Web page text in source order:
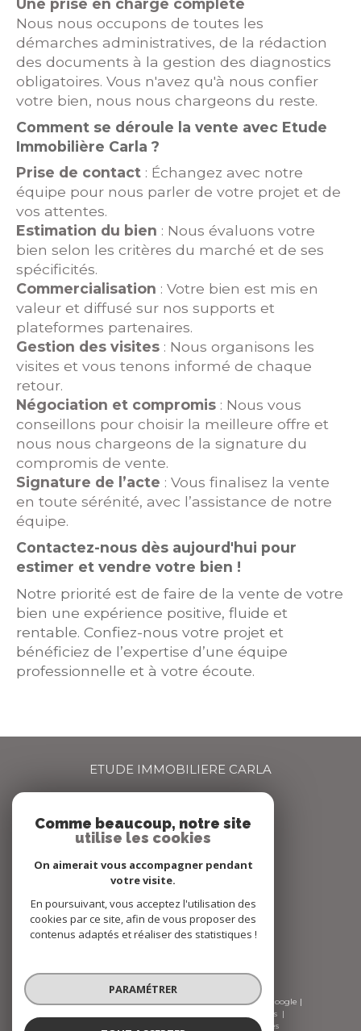
Nous nous occupons de toutes les
démarches administratives, de la rédaction
des documents à la gestion des diagnostics
obligatoires. Vous n'avez qu'à nous confier
votre bien, nous nous chargeons du reste.
Comment se déroule la vente avec Etude
Immobilière Carla ?
Prise de contact : Échangez avec notre
équipe pour nous parler de votre projet et de
vos attentes.
Estimation du bien : Nous évaluons votre
bien selon les critères du marché et de ses
spécificités.
Commercialisation : Votre bien est mis en
valeur et diffusé sur nos supports et
plateformes partenaires.
Gestion des visites : Nous organisons les
visites et vous tenons informé de chaque
retour.
Négociation et compromis : Nous vous
conseillons pour choisir la meilleure offre et
nous nous chargeons de la signature du
compromis de vente.
Signature de l’acte : Vous finalisez la vente
en toute sérénité, avec l’assistance de notre
équipe.
Contactez-nous dès aujourd'hui pour
estimer et vendre votre bien !
Notre priorité est de faire de la vente de votre
bien une expérience positive, fluide et
rentable. Confiez-nous votre projet et
bénéficiez de l’expertise d’une équipe
professionnelle et à votre écoute.
ETUDE IMMOBILIERE CARLA
agence@carlaimmo.com
159 GRANDE RUE
69600
OULLINS
Nous suivre sur
© 2026 | Tous droits réservés | Traduction powered by Google |
Mentions légales
Cookies
Comme beaucoup, notre site
utilise les cookies
On aimerait vous accompagner pendant
votre visite.
En poursuivant, vous acceptez l'utilisation des
cookies par ce site, afin de vous proposer des
contenus adaptés et réaliser des statistiques !
PARAMÉTRER